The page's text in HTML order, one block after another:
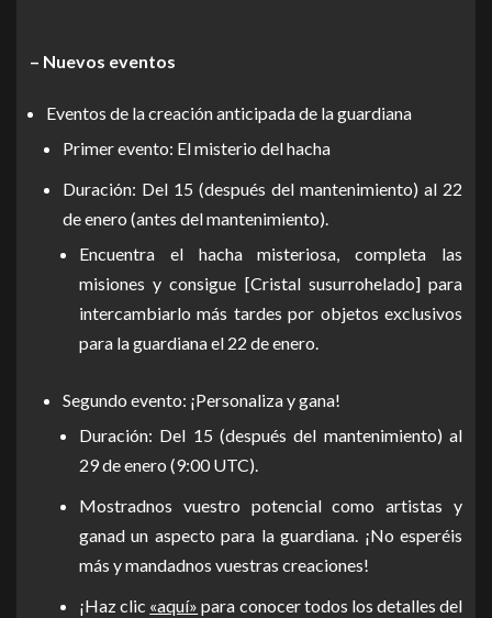
– Nuevos eventos
Eventos de la creación anticipada de la guardiana
Primer evento: El misterio del hacha
Duración: Del 15 (después del mantenimiento) al 22
de enero (antes del mantenimiento).
Encuentra el hacha misteriosa, completa las
misiones y consigue [Cristal susurrohelado] para
intercambiarlo más tardes por objetos exclusivos
para la guardiana el 22 de enero.
Segundo evento: ¡Personaliza y gana!
Duración: Del 15 (después del mantenimiento) al
29 de enero (9:00 UTC).
Mostradnos vuestro potencial como artistas y
ganad un aspecto para la guardiana. ¡No esperéis
más y mandadnos vuestras creaciones!
¡Haz clic «aquí» para conocer todos los detalles del